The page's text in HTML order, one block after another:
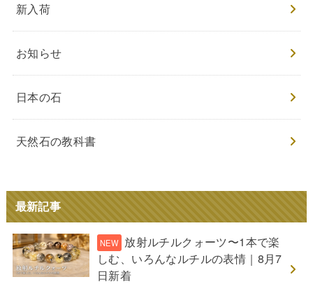
新入荷
お知らせ
日本の石
天然石の教科書
最新記事
放射ルチルクォーツ〜1本で楽
しむ、いろんなルチルの表情｜8月7
日新着